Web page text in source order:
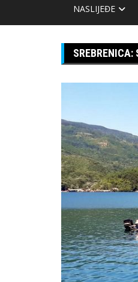
NASLIJEĐE
SREBRENICA: